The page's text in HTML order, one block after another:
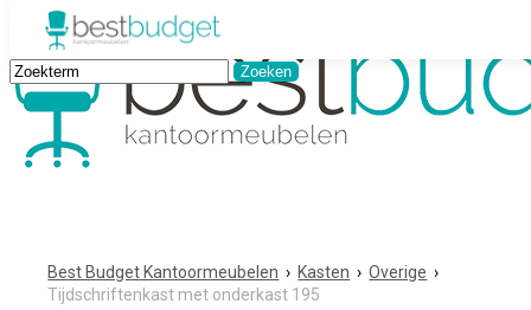
Best Budget Kantoormeubelen › Kasten › Overige ›
Tijdschriftenkast met onderkast 195